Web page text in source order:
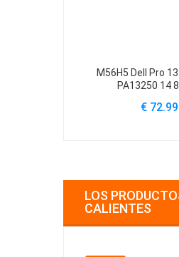
M56H5 Dell Pro
PA13250 14
€ 72.99
LOS
CALIENTES